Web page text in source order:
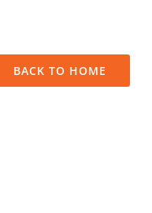
BACK TO HOME